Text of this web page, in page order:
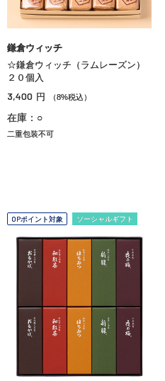
鎌倉ウィッチ
☆鎌倉ウィッチ（ラムレーズン）
２０個入
3,400 円 （8%税込）
在庫：○
二重包装不可
OPポイント対象 ソーシャルギフト